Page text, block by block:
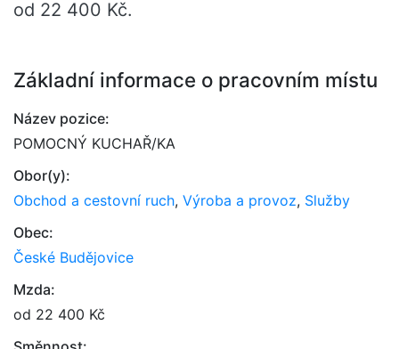
od 22 400 Kč.
Základní informace o pracovním místu
Název pozice:
POMOCNÝ KUCHAŘ/KA
Obor(y):
Obchod a cestovní ruch, Výroba a provoz, Služby
Obec:
České Budějovice
Mzda:
od 22 400 Kč